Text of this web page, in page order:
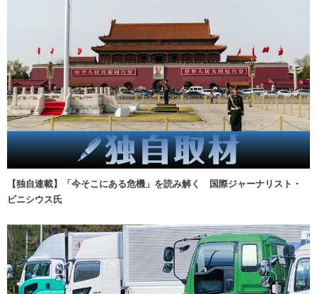
【独自連載】「今そこにある危機」を読み解く 国際ジャーナリスト・
ビニシウス氏